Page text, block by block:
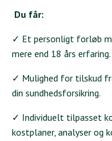
Du får:
✓ Et personligt forløb
mere end 18 års erfaring.
✓ Mulighed for tilskud
din sundhedsforsikring.
✓ Individuelt tilpasset
kostplaner, analyser og